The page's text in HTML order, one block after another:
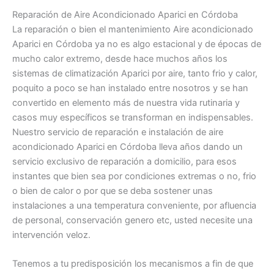
Reparación de Aire Acondicionado Aparici en Córdoba
La reparación o bien el mantenimiento Aire acondicionado
Aparici en Córdoba ya no es algo estacional y de épocas de
mucho calor extremo, desde hace muchos años los
sistemas de climatización Aparici por aire, tanto frio y calor,
poquito a poco se han instalado entre nosotros y se han
convertido en elemento más de nuestra vida rutinaria y
casos muy específicos se transforman en indispensables.
Nuestro servicio de reparación e instalación de aire
acondicionado Aparici en Córdoba lleva años dando un
servicio exclusivo de reparación a domicilio, para esos
instantes que bien sea por condiciones extremas o no, frio
o bien de calor o por que se deba sostener unas
instalaciones a una temperatura conveniente, por afluencia
de personal, conservación genero etc, usted necesite una
intervención veloz.
Tenemos a tu predisposición los mecanismos a fin de que